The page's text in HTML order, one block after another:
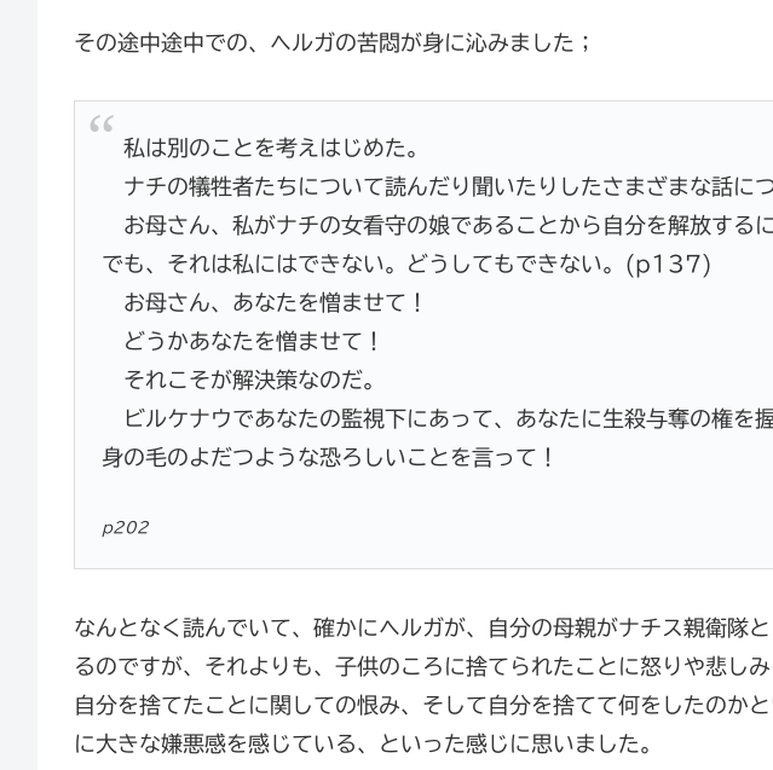
その途中途中での、ヘルガの苦悶が身に沁みました；
私は別のことを考えはじめた。
ナチの犠牲者たちについて読んだり聞いたりしたさまざまな話に
お母さん、私がナチの女看守の娘であることから自分を解放する
でも、それは私にはできない。どうしてもできない。(p137)
お母さん、あなたを憎ませて！
どうかあなたを憎ませて！
それこそが解決策なのだ。
ビルケナウであなたの監視下にあって、あなたに生殺与奪の権を
身の毛のよだつような恐ろしいことを言って！
p202
なんとなく読んでいて、確かにヘルガが、自分の母親がナチス親衛隊
るのですが、それよりも、子供のころに捨てられたことに怒りや悲し
自分を捨てたことに関しての恨み、そして自分を捨てて何をしたのか
に大きな嫌悪感を感じている、といった感じに思いました。